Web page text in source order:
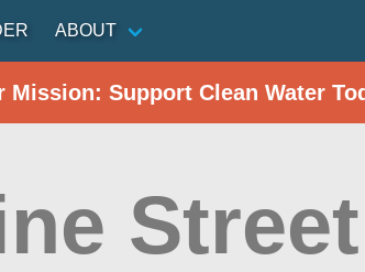
ABOUT
Mission: Support Clean Water
Street